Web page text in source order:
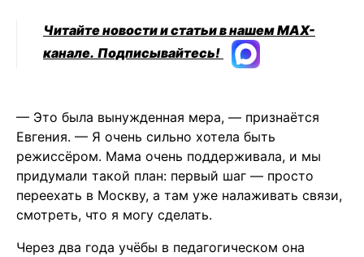
Читайте новости и статьи в нашем MAX-
канале. Подписывайтесь!
— Это была вынужденная мера, — признаётся
Евгения. — Я очень сильно хотела быть
режиссёром. Мама очень поддерживала, и мы
придумали такой план: первый шаг — просто
переехать в Москву, а там уже налаживать связи,
смотреть, что я могу сделать.
Через два года учёбы в педагогическом она